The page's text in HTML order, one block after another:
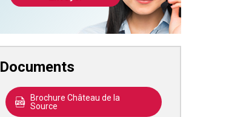
Documents
Brochure Château de la
Source